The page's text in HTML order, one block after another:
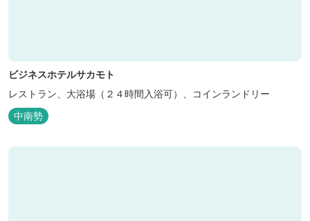
ビジネスホテルサカモト
レストラン、大浴場（２４時間入浴可）、コインランドリー
中南勢